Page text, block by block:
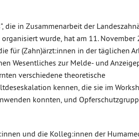
die in Zusammenarbeit der
wurde, hat am 11. November
für (Zahn)ärzt:innen in der täglichen
Wesentliches zur Melde- und
verschiedene theoretische
kennen, die sie im
konnten, und
und die Kolleg:innen der